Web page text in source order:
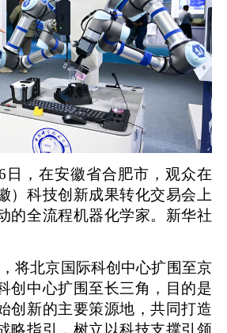
日，在安徽省合肥市，观众在
）科技创新成果转化交易会上
的全流程机器化学家。新华社
将北京国际科创中心扩围至京
创中心扩围至长三角，目的是
创新的主要策源地，共同打造
略指引，树立以科技支撑引领